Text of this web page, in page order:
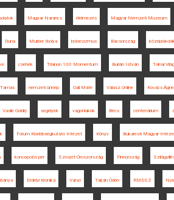
Magyar Narancs élelmezés Magyar Nemzeti Múzeum
Duna Murber Ibolya bolsevizmus Bácsország
csehek Trianon 100 Momentum Burián István Tolnai
Tamás nemzeti ünnep Gali Máté Válasz Online Kovács
Vasile Goldiș segélyek vagonlakók Bécs centenárium
Fórum Kisebbségkutató Intézet Könyv Bukaresti Magyar
koncepciós per Szovjet-Oroszország Finnország
Erdélyi Krónika Varsó Tarján Ödön RMDSZ